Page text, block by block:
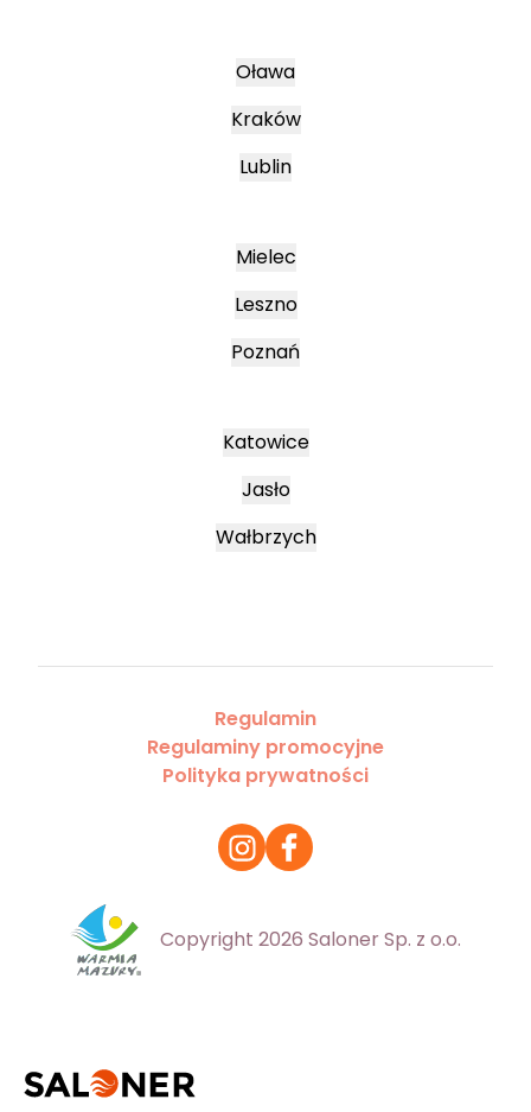
Oława
Kraków
Lublin
Mielec
Leszno
Poznań
Katowice
Jasło
Wałbrzych
Regulamin
Regulaminy promocyjne
Polityka prywatności
Copyright 2026 Saloner Sp. z o.o.